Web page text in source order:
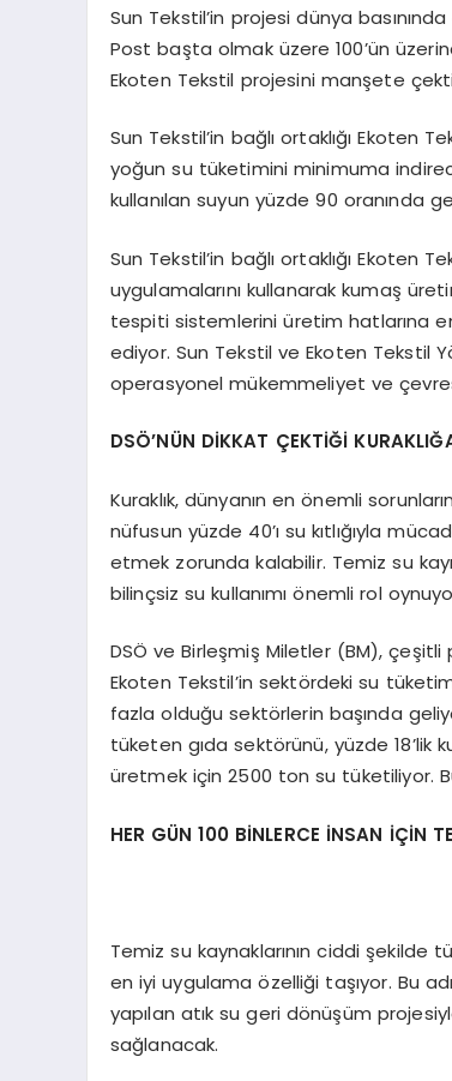
Sun Tekstil’in projesi dünya
Post başta olmak üzere 100’ün
Ekoten Tekstil projesini manşete
Sun Tekstil’in bağlı ortaklığı Ekoten
yoğun su tüketimini minimuma
kullanılan suyun yüzde 90 oranında
Sun Tekstil’in bağlı ortaklığı Ekoten
uygulamalarını kullanarak kumaş
tespiti sistemlerini üretim hatlarına
ediyor. Sun Tekstil ve Ekoten Tekstil
operasyonel mükemmeliyet ve
DSÖ’NÜN DİKKAT ÇEKTİĞİ
Kuraklık, dünyanın en önemli
nüfusun yüzde 40’ı su kıtlığıyla
etmek zorunda kalabilir. Temiz su
bilinçsiz su kullanımı önemli rol
DSÖ ve Birleşmiş Miletler (BM), çeşitli
Ekoten Tekstil’in sektördeki su
fazla olduğu sektörlerin başında
tüketen gıda sektörünü, yüzde
üretmek için 2500 ton su tüketiliyor.
HER GÜN 100 BİNLERCE İNSAN İÇİN
Temiz su kaynaklarının ciddi şekilde
en iyi uygulama özelliği taşıyor. Bu
yapılan atık su geri dönüşüm
sağlanacak.